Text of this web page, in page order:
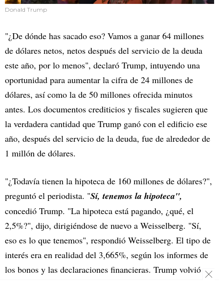
Donald Trump
"¿De dónde has sacado eso? Vamos a ganar 64 millones
de dólares netos, netos después del servicio de la deuda
este año, por lo menos", declaró Trump, intuyendo una
oportunidad para aumentar la cifra de 24 millones de
dólares, así como la de 50 millones ofrecida minutos
antes. Los documentos crediticios y fiscales sugieren que
la verdadera cantidad que Trump ganó con el edificio ese
año, después del servicio de la deuda, fue de alrededor de
1 millón de dólares.
"¿Todavía tienen la hipoteca de 160 millones de dólares?",
preguntó el periodista. "Sí, tenemos la hipoteca",
concedió Trump. "La hipoteca está pagando, ¿qué, el
2,5%?", dijo, dirigiéndose de nuevo a Weisselberg. "Sí,
eso es lo que tenemos", respondió Weisselberg. El tipo de
interés era en realidad del 3,665%, según los informes de
los bonos y las declaraciones financieras. Trump volvió